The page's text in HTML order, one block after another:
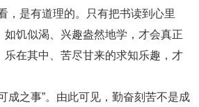
，是有道理的。只有把书读到心里
如饥似渴、兴趣盎然地学，才会真正
乐在其中、苦尽甘来的求知乐趣，才
成之事”。由此可见，勤奋刻苦不是成